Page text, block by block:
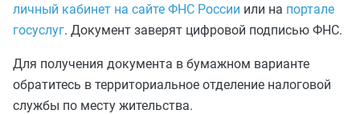
личный кабинет на сайте ФНС России или на портале
госуслуг. Документ заверят цифровой подписью ФНС.
Для получения документа в бумажном варианте
обратитесь в территориальное отделение налоговой
службы по месту жительства.